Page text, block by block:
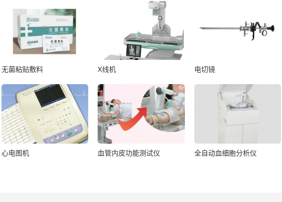
无菌粘贴敷料 X线机 电切镜
心电图机 血管内皮功能测试仪 全自动血细胞分析仪